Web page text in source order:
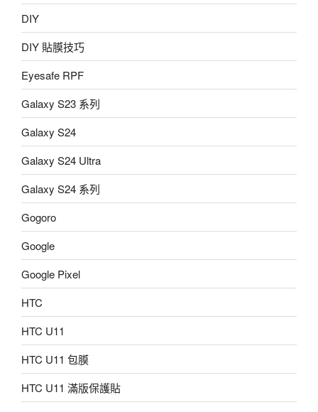
DIY
DIY 貼膜技巧
Eyesafe RPF
Galaxy S23 系列
Galaxy S24
Galaxy S24 Ultra
Galaxy S24 系列
Gogoro
Google
Google Pixel
HTC
HTC U11
HTC U11 包膜
HTC U11 滿版保護貼